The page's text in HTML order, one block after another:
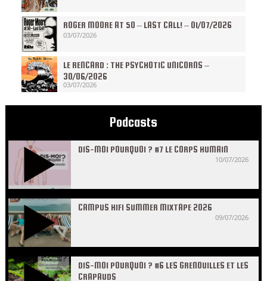
ROGER MOORE AT 50 – LAST CALL! – 01/07/2026
03/07/2026
LE RENCARD : THE PSYCHOTIC UNICORNS –
30/06/2026
03/07/2026
Podcasts
DIS-MOI POURQUOI ? #7 LE CORPS HUMAIN
10/07/2026
CAMPUS HIFI SUMMER MIXTAPE 2026
09/07/2026
DIS-MOI POURQUOI ? #6 LES GRENOUILLES ET LES
CRAPAUDS